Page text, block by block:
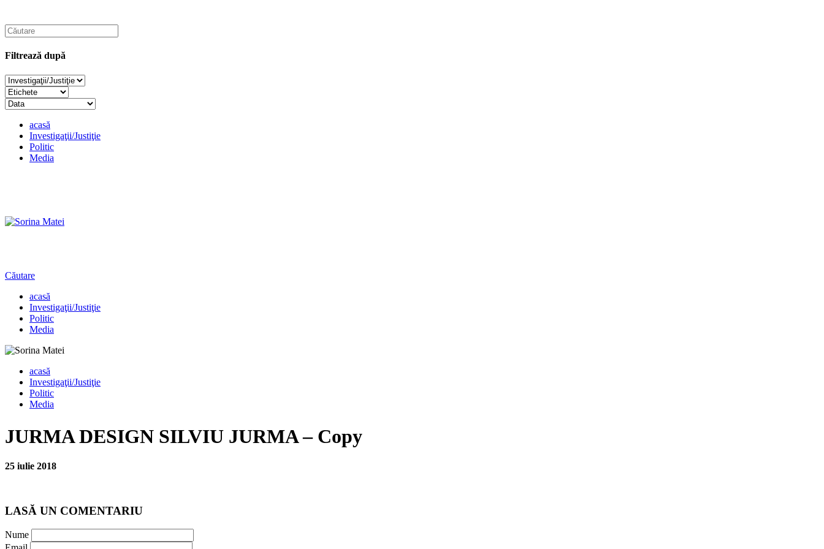
Filtrează după
acasă
Investigaţii/Justiţie
Politic
Media
Căutare
acasă
Investigaţii/Justiţie
Politic
Media
acasă
Investigaţii/Justiţie
Politic
Media
JURMA DESIGN SILVIU JURMA – Copy
25 iulie 2018
LASĂ UN COMENTARIU
Nume